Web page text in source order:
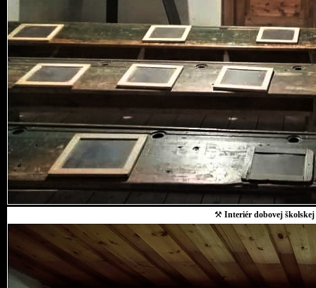
⚒ Interiér dobovej